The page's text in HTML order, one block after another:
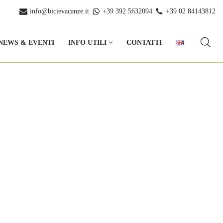
info@bicievacanze.it +39 392 5632094 +39 02 84143812
& EVENTI INFO UTILI CONTATTI